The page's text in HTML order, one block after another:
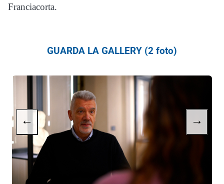
Franciacorta.
GUARDA LA GALLERY (2 foto)
← →